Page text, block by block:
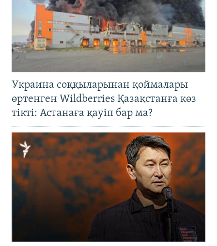
Украина соққыларынан қоймалары
өртенген Wildberries Қазақстанға көз
тікті: Астанаға қауіп бар ма?